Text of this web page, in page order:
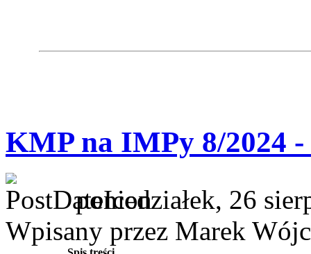
KMP na IMPy 8/2024
poniedziałek, 26
Wpisany przez Marek